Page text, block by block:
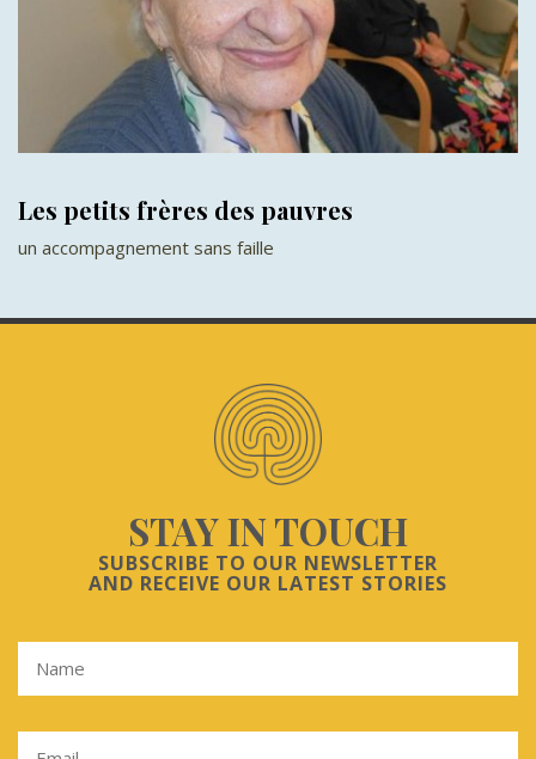
Les petits frères des pauvres
un accompagnement sans faille
STAY IN TOUCH
SUBSCRIBE TO OUR NEWSLETTER
AND RECEIVE OUR LATEST STORIES